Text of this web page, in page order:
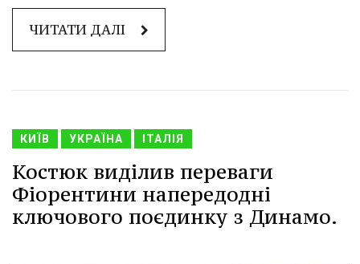
ЧИТАТИ ДАЛІ
КИЇВ УКРАЇНА ІТАЛІЯ
Костюк виділив переваги
Фіорентини напередодні
ключового поєдинку з Динамо.